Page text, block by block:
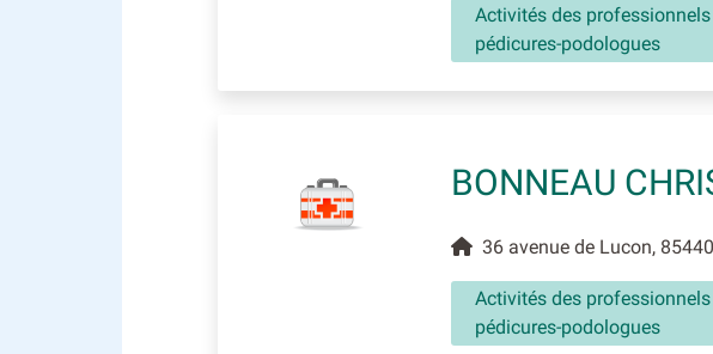
Activités des
pédicures-podologues
BONNEAU
36 avenue de Lucon,
Activités des
pédicures-podologues